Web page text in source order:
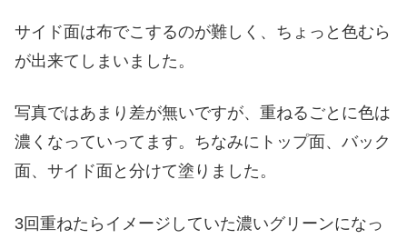
サイド面は布でこするのが難しく、ちょっと色むら
が出来てしまいました。
写真ではあまり差が無いですが、重ねるごとに色は
濃くなっていってます。ちなみにトップ面、バック
面、サイド面と分けて塗りました。
3回重ねたらイメージしていた濃いグリーンになっ